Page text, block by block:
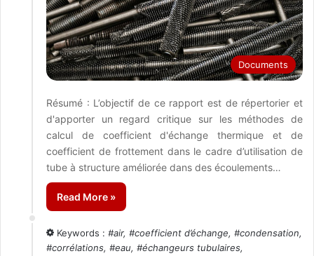
Documents
Résumé : L’objectif de ce rapport est de répertorier et
d'apporter un regard critique sur les méthodes de
calcul de coefficient d'échange thermique et de
coefficient de frottement dans le cadre d’utilisation de
tube à structure améliorée dans des écoulements…
Read More »
Keywords : #air, #coefficient d’échange, #condensation,
#corrélations, #eau, #échangeurs tubulaires,